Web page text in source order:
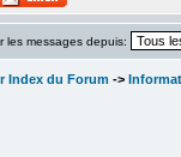
les messages depuis:
Index du Forum ->